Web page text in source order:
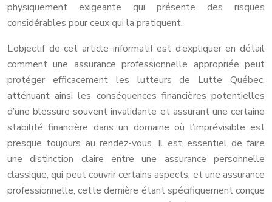
physiquement exigeante qui présente des risques
considérables pour ceux qui la pratiquent.
L’objectif de cet article informatif est d’expliquer en détail
comment une assurance professionnelle appropriée peut
protéger efficacement les lutteurs de Lutte Québec,
atténuant ainsi les conséquences financières potentielles
d’une blessure souvent invalidante et assurant une certaine
stabilité financière dans un domaine où l’imprévisible est
presque toujours au rendez-vous. Il est essentiel de faire
une distinction claire entre une assurance personnelle
classique, qui peut couvrir certains aspects, et une assurance
professionnelle, cette dernière étant spécifiquement conçue